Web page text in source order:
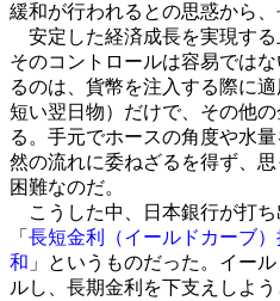
緩和が行われるとの思惑から、
安定した経済成長を実現する
そのコントロールは容易では
るのは、貨幣を注入する際に
短い翌日物）だけで、その他
る。手元でホースの角度や水
然の流れに委ねざるを得ず、
困難なのだ。
こうした中、日本銀行が打ち
「 長短金利（イールドカーブ
和 」というものだった。イー
ルし、長期金利を下支えしよ